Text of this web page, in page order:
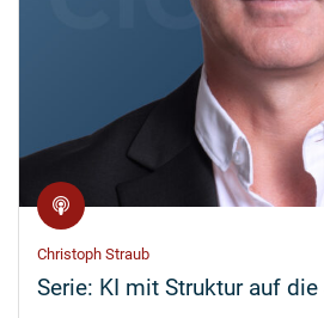
Christoph Straub
Serie: KI mit Struktur auf